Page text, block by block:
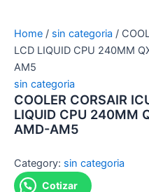
Home / sin categoria /
LCD LIQUID CPU 240MM
AM5
sin categoria
COOLER CORSAIR
LIQUID CPU 240MM
AMD-AM5
Category: sin categoria
Cotizar